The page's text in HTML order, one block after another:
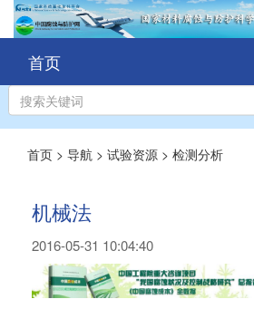
首页
首页 > 导航 > 试验资源 > 检测分析
机械法
2016-05-31 10:04:40